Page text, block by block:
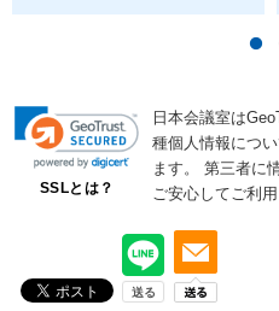
SSLとは？
日本会議室は
種個人情報につ
ます。
第三者に
ご安心してご利用